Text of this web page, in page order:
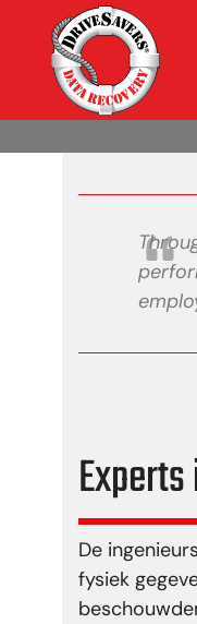
De
fysiek